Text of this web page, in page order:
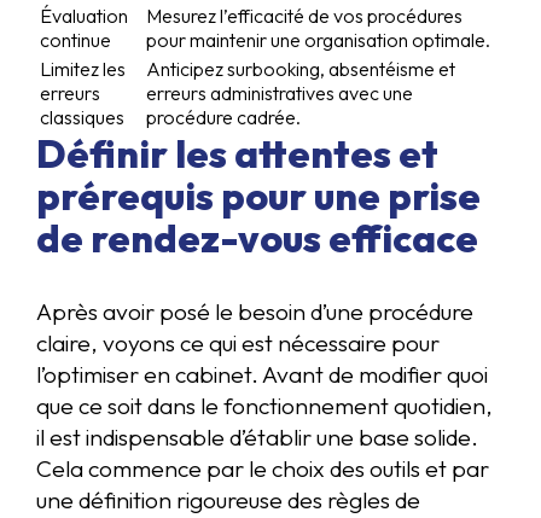
Évaluation
continue
Mesurez l’efficacité de vos procédures
pour maintenir une organisation optimale.
Limitez les
erreurs
classiques
Anticipez surbooking, absentéisme et
erreurs administratives avec une
procédure cadrée.
Définir les attentes et
prérequis pour une prise
de rendez-vous efficace
Après avoir posé le besoin d’une procédure
claire, voyons ce qui est nécessaire pour
l’optimiser en cabinet. Avant de modifier quoi
que ce soit dans le fonctionnement quotidien,
il est indispensable d’établir une base solide.
Cela commence par le choix des outils et par
une définition rigoureuse des règles de